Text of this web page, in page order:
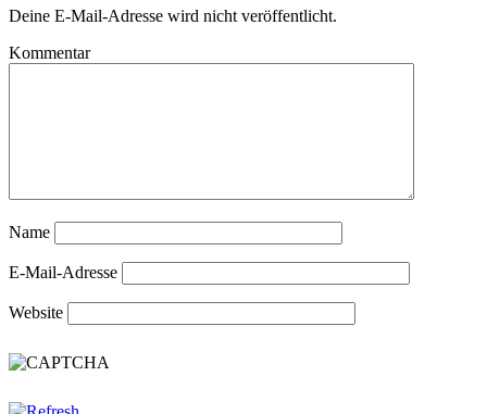
Deine E-Mail-Adresse wird nicht veröffentlicht.
Kommentar
Name
E-Mail-Adresse
Website